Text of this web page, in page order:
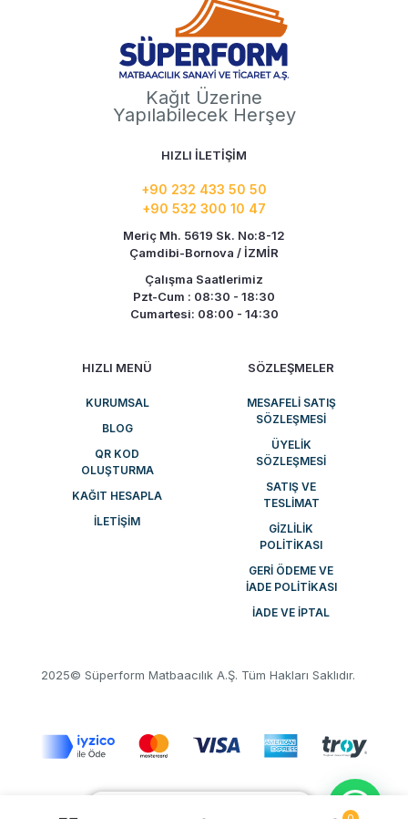
Kağıt Üzerine
Yapılabilecek Herşey
HIZLI İLETİŞİM
+90 232 433 50 50
+90 532 300 10 47
Meriç Mh. 5619 Sk. No:8-12
Çamdibi-Bornova / İZMİR
Çalışma Saatlerimiz
Pzt-Cum : 08:30 - 18:30
Cumartesi: 08:00 - 14:30
HIZLI MENÜ
KURUMSAL
BLOG
QR KOD
OLUŞTURMA
KAĞIT HESAPLA
İLETIŞIM
SÖZLEŞMELER
MESAFELI SATIŞ
SÖZLEŞMESI
ÜYELIK
SÖZLEŞMESI
SATIŞ VE
TESLIMAT
GIZLILIK
POLITIKASI
GERI ÖDEME VE
İADE POLITIKASI
İADE VE İPTAL
2025© Süperform Matbaacılık A.Ş. Tüm Hakları Saklıdır.